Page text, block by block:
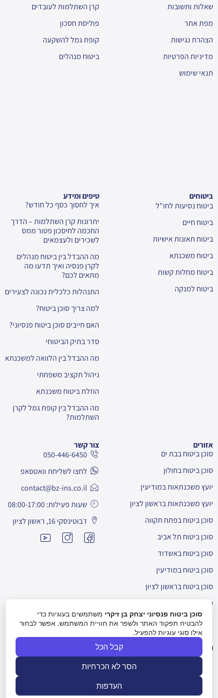
שאלות ותשובות
מפת אתר
הצהרת נגישות
מדיניות הפרטיות
תנאי שימוש
קרן השתלמות לעובדים
פוליסת חסכון
קופת גמל להשקעה
ביטוח מנהלים
ביטוחים
ביטוח נסיעות לחו"ל
ביטוח חיים
ביטוח תאונות אישיות
ביטוח משכנתא
ביטוח מחלות קשות
ביטוח למנקה
טיפים ומידע
איך לחסוך כסף כל חודש?
יתרונות קרן השתלמות – הדרך
החכמה לחיסכון פטור ממס
לשכירים ולעצמאים
מה ההבדל בין ביטוח מנהלים
לקרן פנסיה ואיך תדעו מה
מתאים לכם?
התנהלות כלכלית נכונה לצעירים
למה צריך סוכן ביטוח?
האם חייבים סוכן ביטוח פנסיוני?
סדר בתיק הביטוחי
מה ההבדל בין הלוואה למשכנתא
ניהול תקציב משפחתי
הוזלת ביטוח משכנתא
מה ההבדל בין קופת גמל לקרן
השתלמות?
אזורים
סוכן ביטוח בבת ים
סוכן ביטוח בחולון
יועץ משכנתאות במודיעין
יועץ משכנתאות בראשון לציון
סוכן ביטוח בפתח תקווה
סוכן ביטוח תל אביב
סוכן ביטוח באשדוד
סוכן ביטוח במודיעין
סוכן ביטוח בראשון לציון
סוכן ביטוח ברחובות
צור קשר
050-446-6450
לחצו לשליחת וואטסאפ
contact@bz-ins.co.il
שעות פעילות: 08:00-17:00
ז׳בוטינסקי 16, ראשון לציון
הבהרות:
האמור לעיל אינו מהווה ייעוץ ו/או המלצה לרכישת מוצר פנסיוני
ואין בו כדי להוות תחליף לייעוץ / שיווק פנסיוני בידי בעל רישיון עפ"י הדין
המתחשב בנתונים ובצרכים הפרטניים של כל אדם.
האמור לעיל הינו למטרות אינפורמציה בלבד ומובא כחומר רקע בלבד.
סוכן ביטוח פנסיוני יצחק בן זיקרי משתמשים בעוגיות כדי
להבטיח תפקוד האתר ולשפר את חוויית המשתמש. אפשר לבחור
אילו סוגי עוגיות להפעיל.
קבל הכל
הסר לא הכרחיות
העדפות